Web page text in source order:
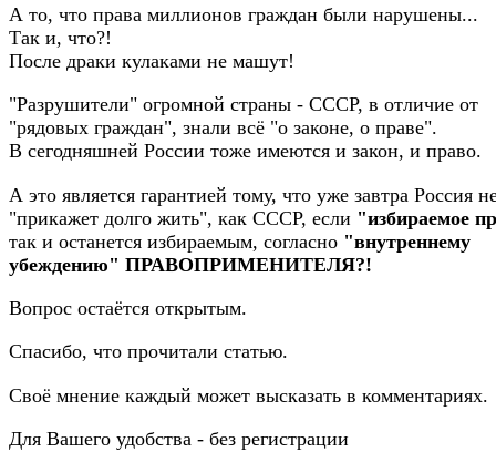
А то, что права миллионов граждан были нарушены...
Так и, что?!
После драки кулаками не машут!
"Разрушители" огромной страны - СССР, в отличие от
"рядовых граждан", знали всё "о законе, о праве".
В сегодняшней России тоже имеются и закон, и право.
А это является гарантией тому, что уже завтра Россия
"прикажет долго жить", как СССР, если "избираемое
так и останется избираемым, согласно "внутреннему
убеждению" ПРАВОПРИМЕНИТЕЛЯ?!
Вопрос остаётся открытым.
Спасибо, что прочитали статью.
Своё мнение каждый может высказать в комментариях.
Для Вашего удобства - без регистрации